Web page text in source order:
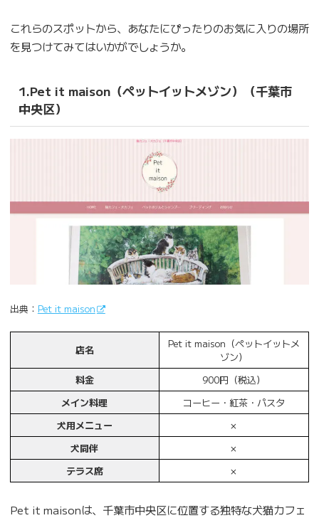
これらのスポットから、あなたにぴったりのお気に入りの場所
を見つけてみてはいかがでしょうか。
1.Pet it maison（ペットイットメゾン）（千葉市
中央区）
出典： Pet it maison
店名
Pet it maison（ペットイットメ
ゾン）
料金
900円（税込）
メイン料理
コーヒー・紅茶・パスタ
犬用メニュー
×
犬同伴
×
テラス席
×
Pet it maisonは、千葉市中央区に位置する独特な犬猫カフェ